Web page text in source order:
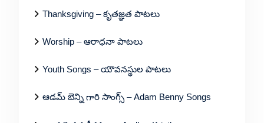
Thanksgiving – కృతజ్ఞత పాటలు
Worship – ఆరాధనా పాటలు
Youth Songs – యౌవనస్థుల పాటలు
ఆడమ్ బెన్ని గారి సాంగ్స్ – Adam Benny Songs